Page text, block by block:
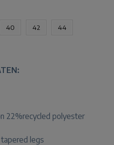
40 42 44
22%recycled polyester
legs